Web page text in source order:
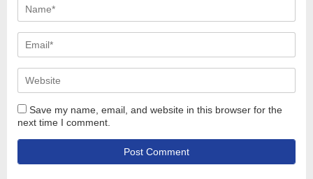
Save my name, email, and website in this browser for the
next time I comment.